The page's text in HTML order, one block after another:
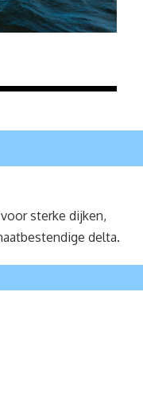
sterke dijken,
delta.